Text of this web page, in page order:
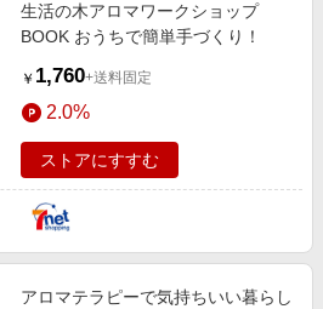
生活の木アロマワークショップ
BOOK おうちで簡単手づくり！
￥ 1,760+送料固定
2.0%
ストアにすすむ
アロマテラピーで気持ちいい暮らし